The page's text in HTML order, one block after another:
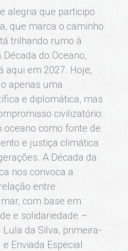
alegria que participo
que marca o caminho
trilhando rumo à
do Oceano,
aqui em 2027. Hoje,
apenas uma
e diplomática, mas
civilizatório:
oceano como fonte de
e justiça climática
A Década da
nos convoca a
entre
com base em
e solidariedade –
da Silva, primeira-
Enviada Especial